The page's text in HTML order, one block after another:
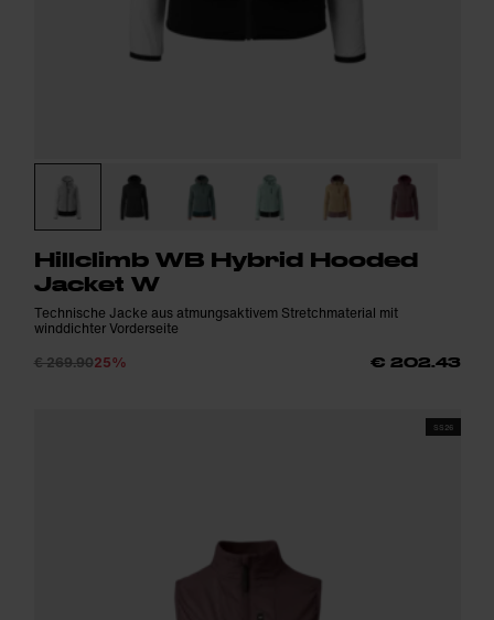
Hillclimb WB Hybrid Hooded
Jacket W
Technische Jacke aus atmungsaktivem Stretchmaterial mit
winddichter Vorderseite
€ 269.9025% € 202.43
SS26